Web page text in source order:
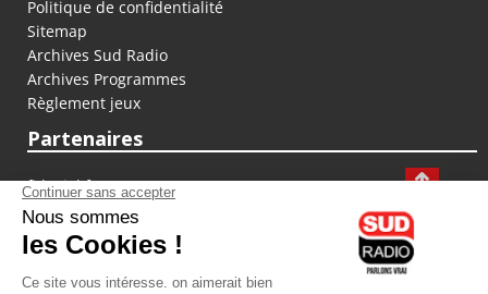
Politique de confidentialité
Sitemap
Archives Sud Radio
Archives Programmes
Règlement jeux
Partenaires
fiducial.fr
lyoncapitale.fr
olympique-et-lyonnais.com
L'application Iphone / Android